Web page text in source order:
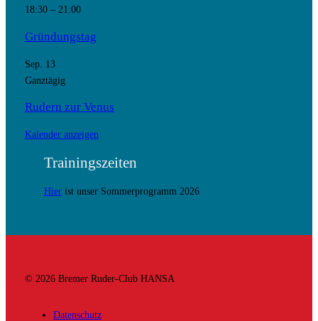
18:30– 21:00
Gründungstag
Sep. 13
Ganztägig
Rudern zur Venus
Kalender anzeigen
Trainingszeiten
Hierist unser Sommerprogramm 2026
© 2026 Bremer Ruder-Club HANSA
Datenschutz